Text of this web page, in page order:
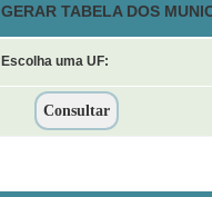
GERAR TABELA DOS
Escolha uma UF: